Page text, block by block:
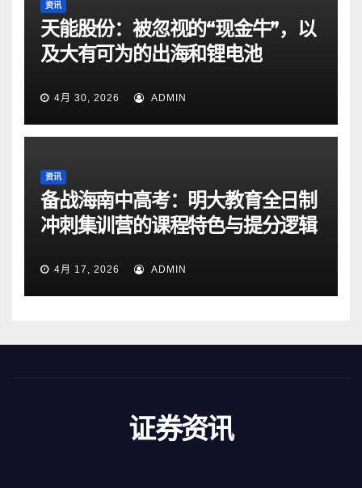
资讯
天能股份：被忽视的“现金牛”，以
及大有可为的出海和锂电池
4月 30, 2026 ADMIN
资讯
备战海南中高考：明大教育全日制
冲刺集训营的课程特色与提分逻辑
4月 17, 2026 ADMIN
证券资讯